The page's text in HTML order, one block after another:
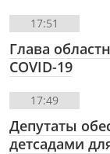
17:51
Глава
COVID-19
17:49
Депутаты
детсадами